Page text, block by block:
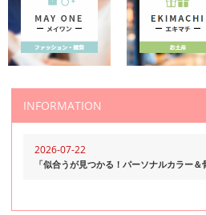
INFORMATION
2026-07-22
「似合うが見つかる！パーソナルカラー＆